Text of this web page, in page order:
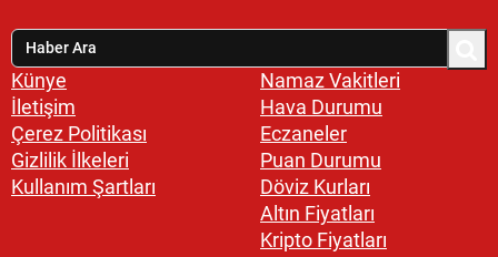
Künye
İletişim
Çerez Politikası
Gizlilik İlkeleri
Kullanım Şartları
Namaz Vakitleri
Hava Durumu
Eczaneler
Puan Durumu
Döviz Kurları
Altın Fiyatları
Kripto Fiyatları